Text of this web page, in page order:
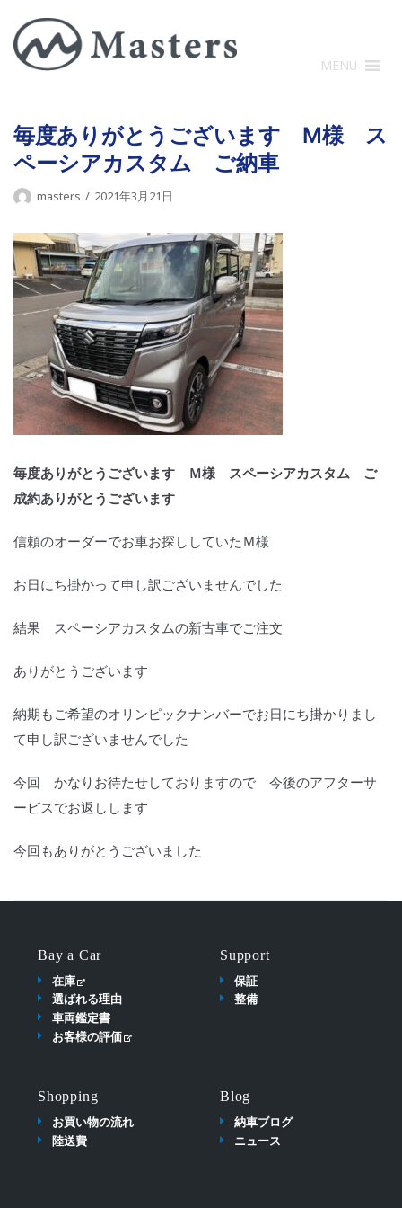
コ
ン
テ
に
ス
キ
ッ
MENU
毎度ありがとうございます M様 ス
ペーシアカスタム ご納車
masters 2021年3月21日
毎度ありがとうございます Ｍ様 スペーシアカスタム ご
成約ありがとうございます
信頼のオーダーでお車お探ししていたＭ様
お日にち掛かって申し訳ございませんでした
結果 スペーシアカスタムの新古車でご注文
ありがとうございます
納期もご希望のオリンピックナンバーでお日にち掛かりまし
て申し訳ございませんでした
今回 かなりお待たせしておりますので 今後のアフターサ
ービスでお返しします
今回もありがとうございました
Bay a Car
在庫
選ばれる理由
車両鑑定書
お客様の評価
Support
保証
整備
Shopping
お買い物の流れ
陸送費
Blog
納車ブログ
ニュース